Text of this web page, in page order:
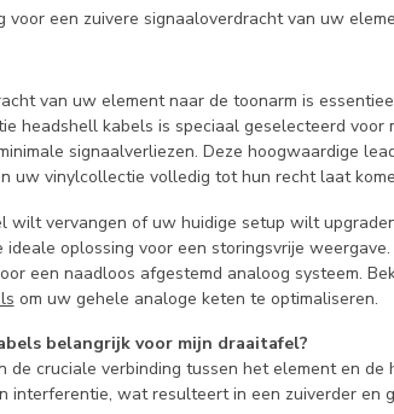
een zuivere signaaloverdracht van uw
van uw element naar de toonarm is
headshell kabels is speciaal geselecteerd voor
signaalverliezen. Deze hoogwaardige
uw vinylcollectie volledig tot hun recht laat
wilt vervangen of uw huidige setup wilt
oplossing voor een storingsvrije
een naadloos afgestemd analoog systeem.
om uw gehele analoge keten te optimaliseren.
belangrijk voor mijn draaitafel?
de cruciale verbinding tussen het element en de
interferentie, wat resulteert in een zuiverder en